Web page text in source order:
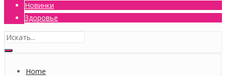
Новинки
Здоровье
Home